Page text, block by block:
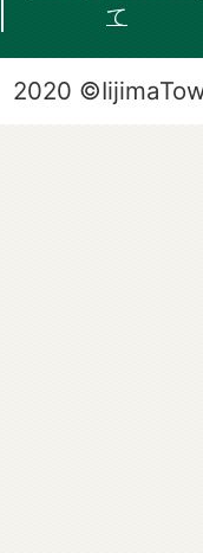
て
2020